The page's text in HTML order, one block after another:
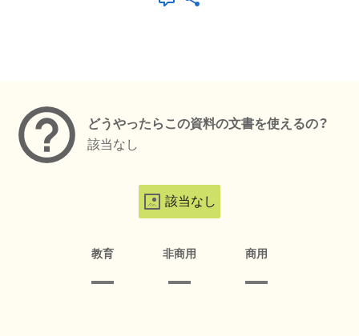
どうやったらこの資料の文書を使えるの？
該当なし
該当なし
教育 非商用 商用